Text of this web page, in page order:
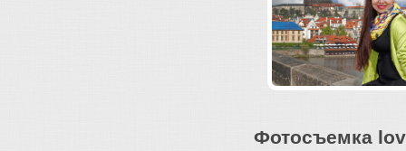
Фотосъемка